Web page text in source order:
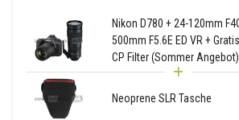
Nikon D780 + 24-120mm
500mm F5.6E ED VR +
CP Filter (Sommer Angebot)
Neoprene SLR Tasche